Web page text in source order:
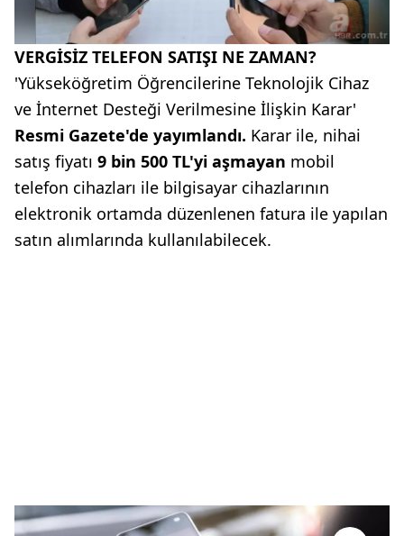
VERGİSİZ TELEFON SATIŞI NE ZAMAN?
'Yükseköğretim Öğrencilerine Teknolojik Cihaz
ve İnternet Desteği Verilmesine İlişkin Karar'
Resmi Gazete'de yayımlandı. Karar ile, nihai
satış fiyatı 9 bin 500 TL'yi aşmayan mobil
telefon cihazları ile bilgisayar cihazlarının
elektronik ortamda düzenlenen fatura ile yapılan
satın alımlarında kullanılabilecek.